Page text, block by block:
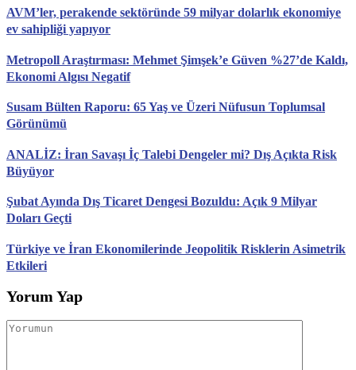
AVM’ler, perakende sektöründe 59 milyar dolarlık ekonomiye
ev sahipliği yapıyor
Metropoll Araştırması: Mehmet Şimşek’e Güven %27’de Kaldı,
Ekonomi Algısı Negatif
Susam Bülten Raporu: 65 Yaş ve Üzeri Nüfusun Toplumsal
Görünümü
ANALİZ: İran Savaşı İç Talebi Dengeler mi? Dış Açıkta Risk
Büyüyor
Şubat Ayında Dış Ticaret Dengesi Bozuldu: Açık 9 Milyar
Doları Geçti
Türkiye ve İran Ekonomilerinde Jeopolitik Risklerin Asimetrik
Etkileri
Yorum Yap